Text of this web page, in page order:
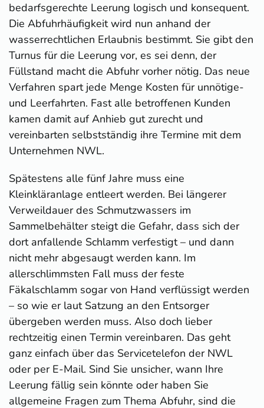
bedarfsgerechte Leerung logisch und konsequent.
Die Abfuhrhäufigkeit wird nun anhand der
wasserrechtlichen Erlaubnis bestimmt. Sie gibt den
Turnus für die Leerung vor, es sei denn, der
Füllstand macht die Abfuhr vorher nötig. Das neue
Verfahren spart jede Menge Kosten für unnötige-
und Leerfahrten. Fast alle betroffenen Kunden
kamen damit auf Anhieb gut zurecht und
vereinbarten selbstständig ihre Termine mit dem
Unternehmen NWL.
Spätestens alle fünf Jahre muss eine
Kleinkläranlage entleert werden. Bei längerer
Verweildauer des Schmutzwassers im
Sammelbehälter steigt die Gefahr, dass sich der
dort anfallende Schlamm verfestigt – und dann
nicht mehr abgesaugt werden kann. Im
allerschlimmsten Fall muss der feste
Fäkalschlamm sogar von Hand verflüssigt werden
– so wie er laut Satzung an den Entsorger
übergeben werden muss. Also doch lieber
rechtzeitig einen Termin vereinbaren. Das geht
ganz einfach über das Servicetelefon der NWL
oder per E-Mail. Sind Sie unsicher, wann Ihre
Leerung fällig sein könnte oder haben Sie
allgemeine Fragen zum Thema Abfuhr, sind die